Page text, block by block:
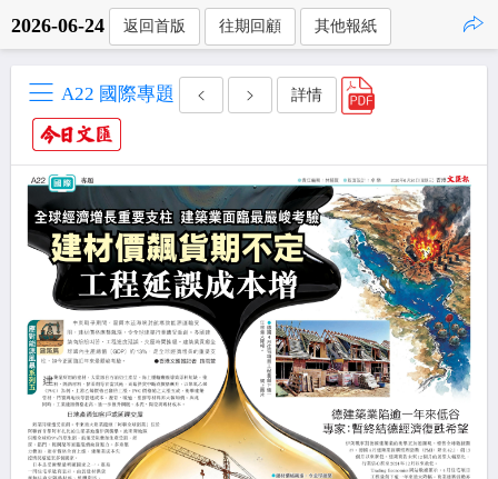
2026-06-24 返回首版 往期回顧 其他報紙
A22 國際專題 詳情
點擊複製